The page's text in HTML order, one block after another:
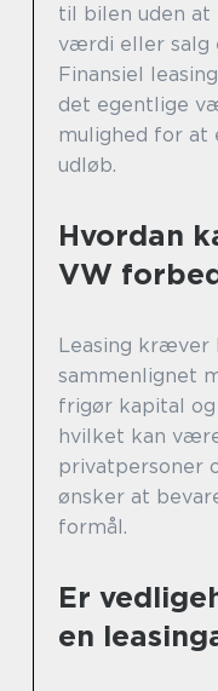
til bilen uden at
værdi eller salg
Finansiel
det egentlige
mulighed for at
udløb.
Hvordan
VW
Leasing kræver
sammenlignet
frigør kapital
hvilket kan
privatpersoner
ønsker at
formål.
Er
en